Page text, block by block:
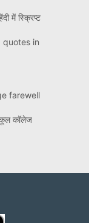
में स्क्रिप्ट
quotes in
farewell
कॉलेज